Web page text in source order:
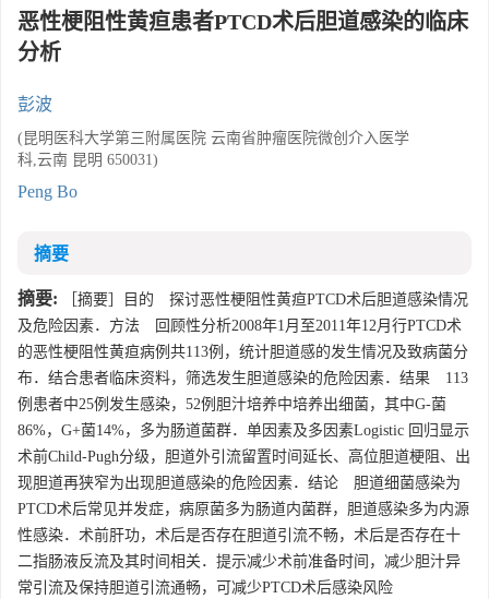
恶性梗阻性黄疸患者PTCD术后胆道感染的临床
分析
彭波
(昆明医科大学第三附属医院 云南省肿瘤医院微创介入医学
科,云南 昆明 650031)
Peng Bo
摘要
摘要: ［摘要］目的 探讨恶性梗阻性黄疸PTCD术后胆道感染情况
及危险因素．方法 回顾性分析2008年1月至2011年12月行PTCD术
的恶性梗阻性黄疸病例共113例，统计胆道感的发生情况及致病菌分
布．结合患者临床资料，筛选发生胆道感染的危险因素．结果 113
例患者中25例发生感染，52例胆汁培养中培养出细菌，其中G-菌
86%，G+菌14%，多为肠道菌群．单因素及多因素Logistic 回归显示
术前Child-Pugh分级，胆道外引流留置时间延长、高位胆道梗阻、出
现胆道再狭窄为出现胆道感染的危险因素．结论 胆道细菌感染为
PTCD术后常见并发症，病原菌多为肠道内菌群，胆道感染多为内源
性感染．术前肝功，术后是否存在胆道引流不畅，术后是否存在十
二指肠液反流及其时间相关．提示减少术前准备时间，减少胆汁异
常引流及保持胆道引流通畅，可减少PTCD术后感染风险